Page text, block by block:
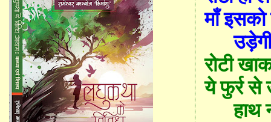
माँ
रोटी
ये फुर्र से
हाथ